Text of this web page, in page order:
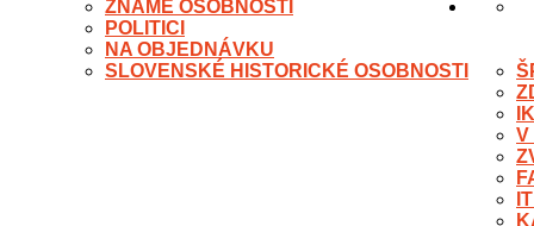
ZNÁME OSOBNOSTI
POLITICI
NA OBJEDNÁVKU
SLOVENSKÉ HISTORICKÉ OSOBNOSTI
V